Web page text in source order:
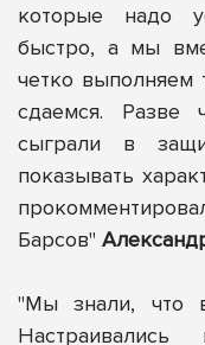
которые надо
быстро, а мы
четко выполняем
сдаемся. Разве
сыграли в
показывать
Барсов"
"Мы знали, что